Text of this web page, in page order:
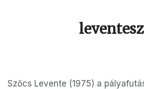
leventesz
Szőcs Levente (1975) a